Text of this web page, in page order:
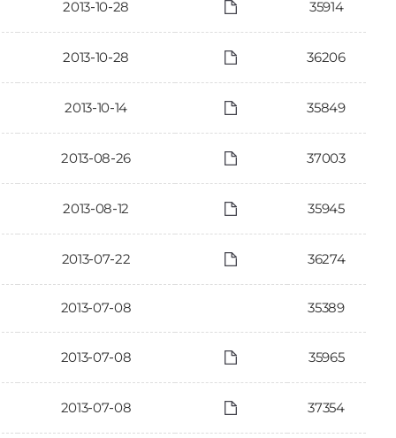
2013-10-28 35914
2013-10-28 36206
2013-10-14 35849
2013-08-26 37003
2013-08-12 35945
2013-07-22 36274
2013-07-08 35389
2013-07-08 35965
2013-07-08 37354